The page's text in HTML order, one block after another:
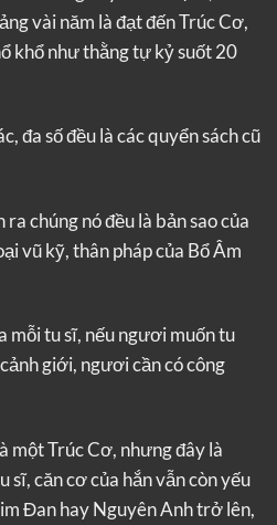
vài năm là đạt đến Trúc Cơ,
khổ như thằng tự kỷ suốt 20
đa số đều là các quyển sách cũ
chúng nó đều là bản sao của
vũ kỹ, thân pháp của Bổ Âm
mỗi tu sĩ, nếu ngươi muốn tu
giới, ngươi cần có công
một Trúc Cơ, nhưng đây là
sĩ, căn cơ của hắn vẫn còn yếu
Đan hay Nguyên Anh trở lên,